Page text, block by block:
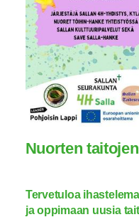
Nuorten
Tervetuloa
ja oppimaan uusia